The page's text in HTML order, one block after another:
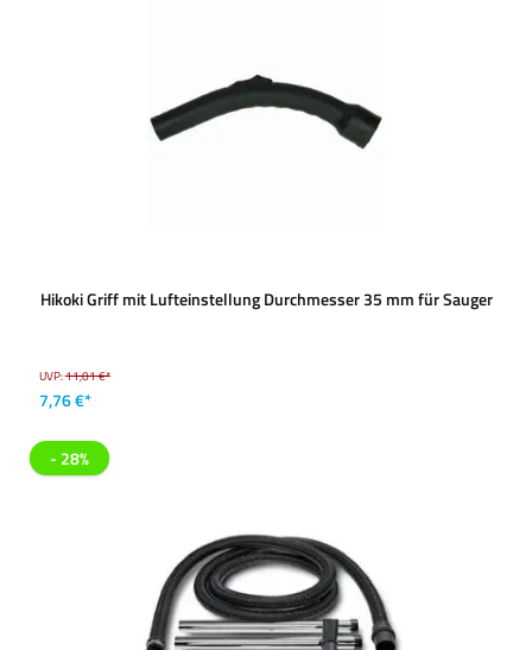
Hikoki Griff mit Lufteinstellung Durchmesser 35 mm für Sauger
UVP:11,01 €*
7,76 €*
- 28%